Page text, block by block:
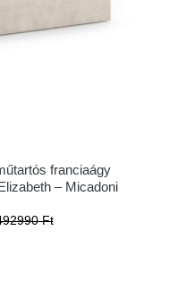
franciaágy
– Micadoni
Ft